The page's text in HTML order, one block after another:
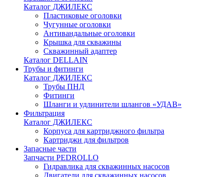
Каталог ДЖИЛЕКС
Пластиковые оголовки
Чугунные оголовки
Антивандальные оголовки
Крышка для скважины
Скважинный адаптер
Каталог DELLAIN
Трубы и фитинги
Каталог ДЖИЛЕКС
Трубы ПНД
Фитинги
Шланги и удлинители шлангов «УДАВ»
Фильтрация
Каталог ДЖИЛЕКС
Корпуса для картриджного фильтра
Картриджи для фильтров
Запасные части
Запчасти PEDROLLO
Гидравлика для скважинных насосов
Двигатели для скважинных насосов